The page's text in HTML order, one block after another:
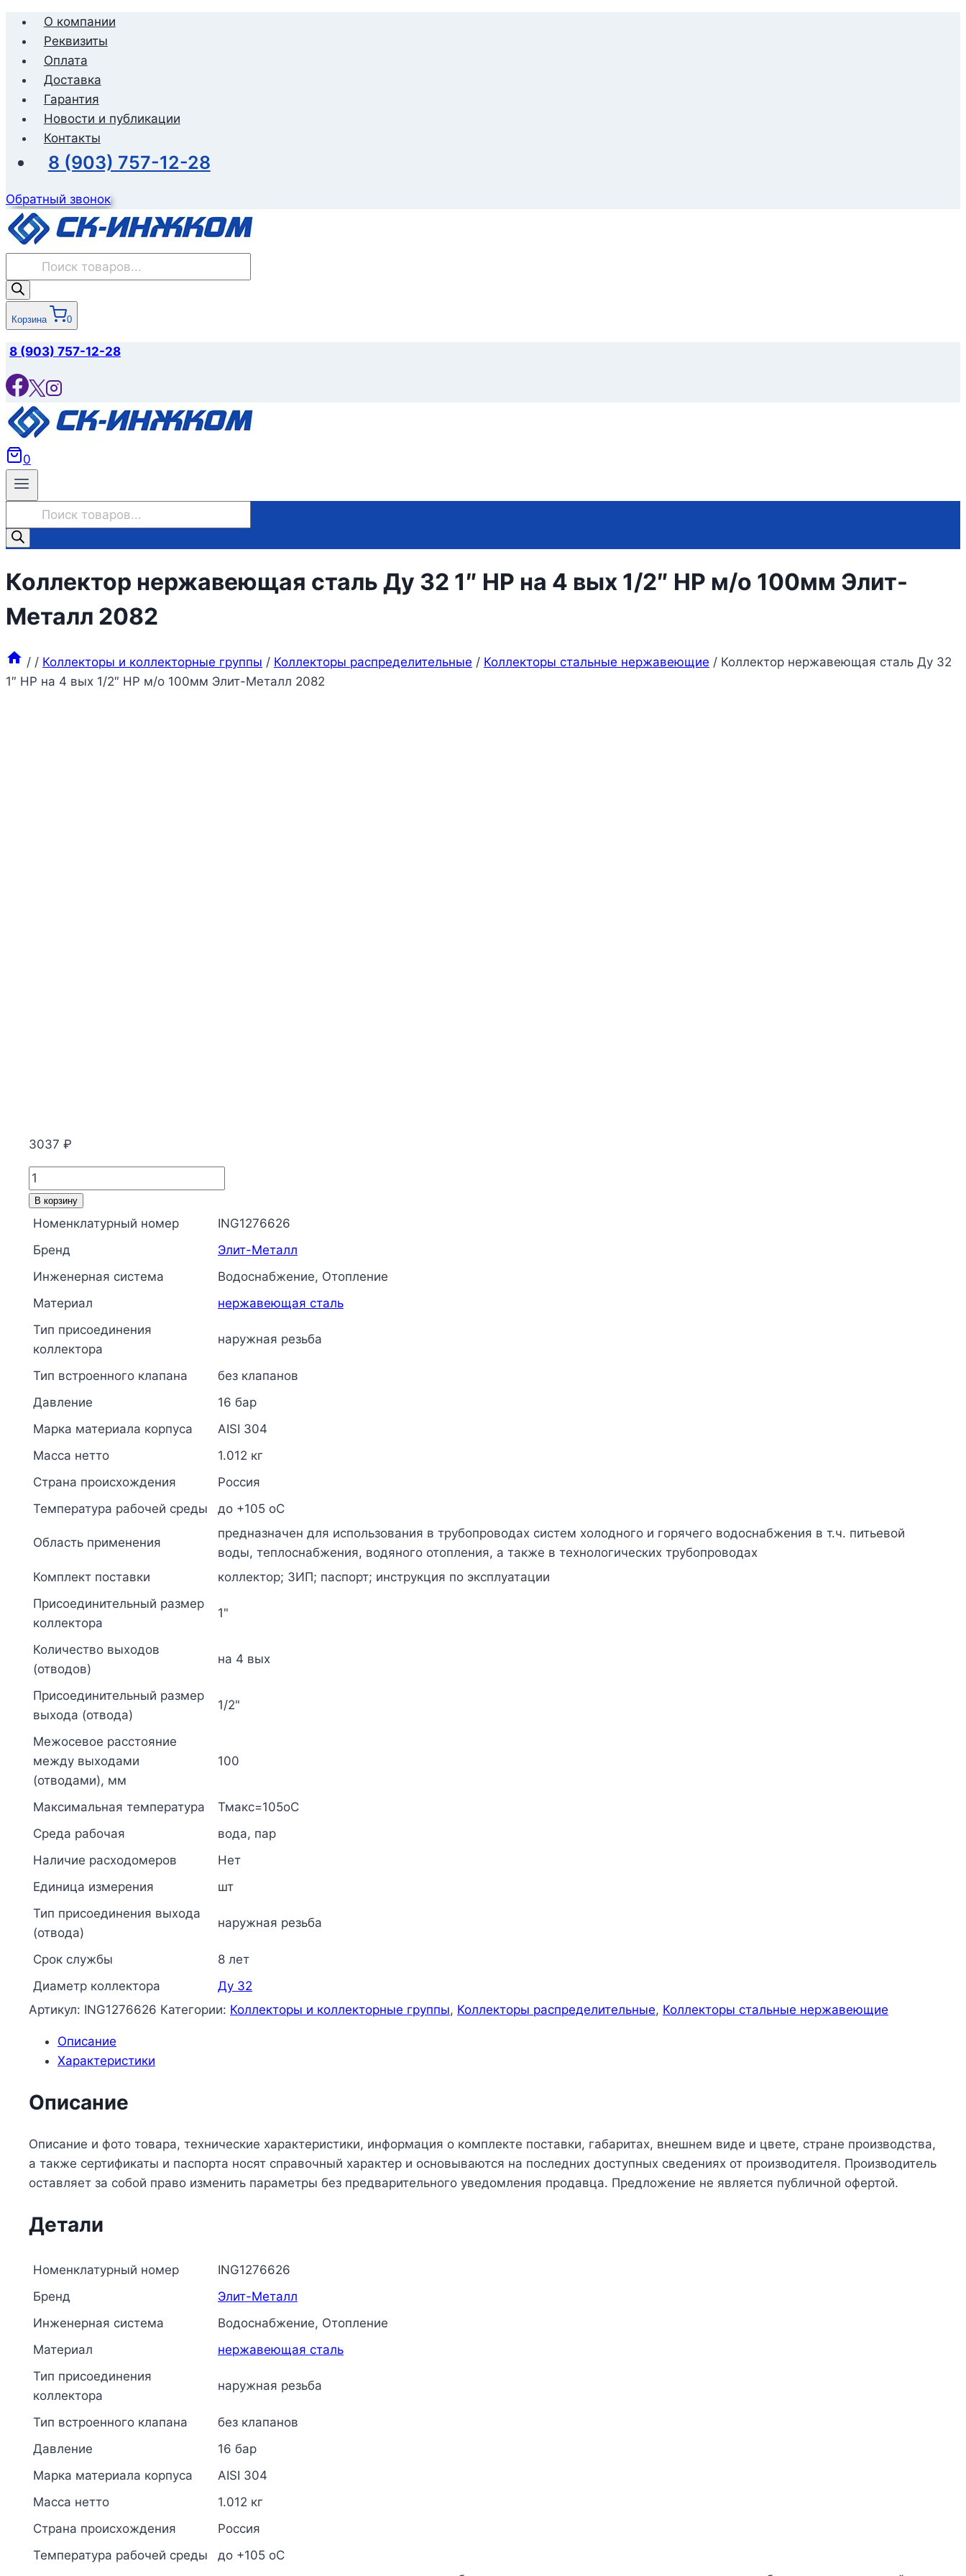
Перейти
содержимому
О компании
Реквизиты
Оплата
Доставка
Гарантия
Новости и публикации
Контакты
8 (903) 757-12-28
Обратный звонок
товаров
Корзина 0
8 (903) 757-12-28
0
товаров
Коллектор нержавеющая сталь Ду 32 1″ НР на 4 вых 1/2″ НР м/о 100мм Элит-
Металл 2082
/ / Коллекторы и коллекторные группы / Коллекторы распределительные / Коллекторы стальные нержавеющие / Коллектор нержавеющая сталь Ду 32
1″ НР на 4 вых 1/2″ НР м/о 100мм Элит-Металл 2082
3037 ₽
Количество
товара
нержавеющая
сталь
Ду
1"
НР
на
4
1/2"
НР
м/
100мм
Элит-
2082
В корзину
Номенклатурный номер
ING1276626
Бренд
Элит-Металл
Инженерная система
Водоснабжение, Отопление
Материал
нержавеющая сталь
Тип присоединения
коллектора
наружная резьба
Тип встроенного клапана
без клапанов
Давление
16 бар
Марка материала корпуса
AISI 304
Масса нетто
1.012 кг
Страна происхождения
Россия
Температура рабочей среды
до +105 oC
Область применения
предназначен для использования в трубопроводах систем холодного и горячего водоснабжения в т.ч. питьевой
воды, теплоснабжения, водяного отопления, а также в технологических трубопроводах
Комплект поставки
коллектор; ЗИП; паспорт; инструкция по эксплуатации
Присоединительный размер
коллектора
1"
Количество выходов
(отводов)
на 4 вых
Присоединительный размер
выхода (отвода)
1/2"
Межосевое расстояние
между выходами
(отводами), мм
100
Максимальная температура
Тмакс=105оС
Среда рабочая
вода, пар
Наличие расходомеров
Нет
Единица измерения
шт
Тип присоединения выхода
(отвода)
наружная резьба
Срок службы
8 лет
Диаметр коллектора
Ду 32
Артикул: ING1276626 Категории: Коллекторы и коллекторные группы, Коллекторы распределительные, Коллекторы стальные нержавеющие
Описание
Характеристики
Описание
Описание и фото товара, технические характеристики, информация о комплекте поставки, габаритах, внешнем виде и цвете, стране производства,
а также сертификаты и паспорта носят справочный характер и основываются на последних доступных сведениях от производителя. Производитель
оставляет за собой право изменить параметры без предварительного уведомления продавца. Предложение не является публичной офертой.
Детали
Номенклатурный номер
ING1276626
Бренд
Элит-Металл
Инженерная система
Водоснабжение, Отопление
Материал
нержавеющая сталь
Тип присоединения
коллектора
наружная резьба
Тип встроенного клапана
без клапанов
Давление
16 бар
Марка материала корпуса
AISI 304
Масса нетто
1.012 кг
Страна происхождения
Россия
Температура рабочей среды
до +105 oC